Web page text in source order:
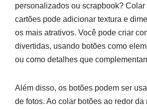
personalizados ou scrapbook? Colar
cartões pode adicionar textura e
os mais atrativos. Você pode criar
divertidas, usando botões como
ou como detalhes que
Além disso, os botões podem ser
de fotos. Ao colar botões ao redor da